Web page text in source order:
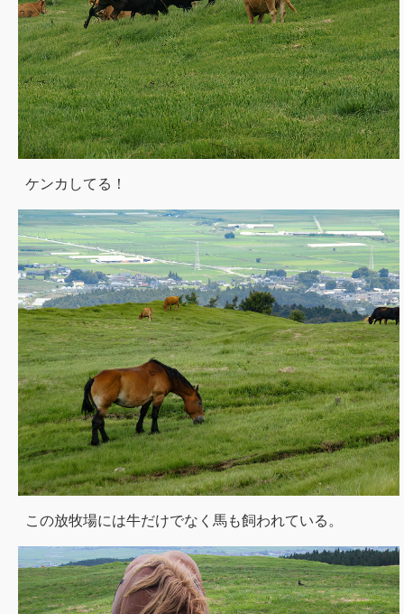
ケンカしてる！
この放牧場には牛だけでなく馬も飼われている。